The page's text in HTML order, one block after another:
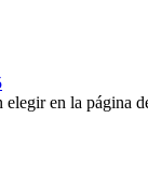
elegir en la página